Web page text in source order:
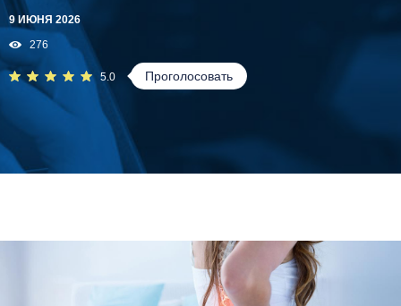
9 ИЮНЯ 2026
276
5.0 Проголосовать